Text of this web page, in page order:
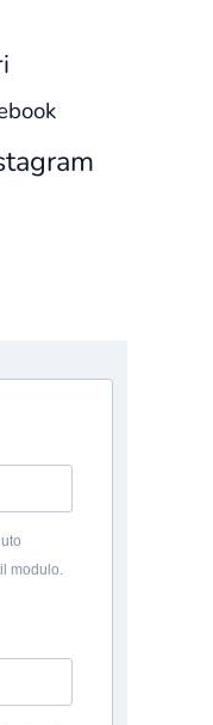
modulo.